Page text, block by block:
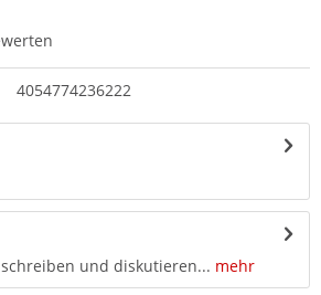
4054774236222
und diskutieren... mehr